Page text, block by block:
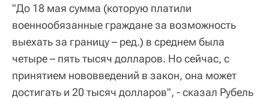
"До 18 мая сумма (которую платили
военнообязанные граждане за возможность
выехать за границу – ред.) в среднем была
четыре – пять тысяч долларов. Но сейчас, с
принятием нововведений в закон, она может
достигать и 20 тысяч долларов", - сказал Рубель